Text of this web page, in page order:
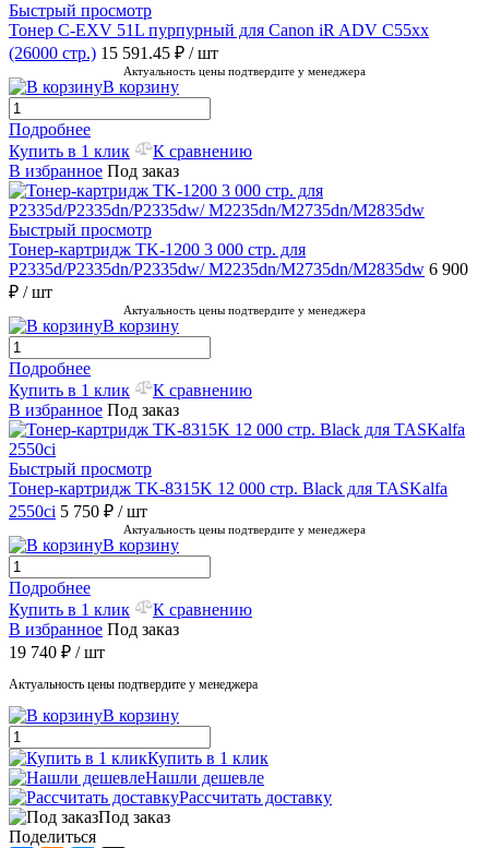
Быстрый просмотр
Тонер C-EXV 51L пурпурный для Canon iR ADV C55xx
(26000 стр.) 15 591.45 ₽ / шт
Актуальность цены подтвердите у менеджера
В корзину
Подробнее
Купить в 1 клик
К сравнению
В избранное Под заказ
Быстрый просмотр
Тонер-картридж TK-1200 3 000 стр. для
P2335d/P2335dn/P2335dw/ M2235dn/M2735dn/M2835dw 6 900
₽ / шт
Актуальность цены подтвердите у менеджера
В корзину
Подробнее
Купить в 1 клик
К сравнению
В избранное Под заказ
Быстрый просмотр
Тонер-картридж TK-8315K 12 000 стр. Black для TASKalfa
2550ci 5 750 ₽ / шт
Актуальность цены подтвердите у менеджера
В корзину
Подробнее
Купить в 1 клик
К сравнению
В избранное Под заказ
19 740 ₽ / шт
Актуальность цены подтвердите у менеджера
В корзину
Купить в 1 клик
Нашли дешевле
Рассчитать доставку
Под заказ
Поделиться